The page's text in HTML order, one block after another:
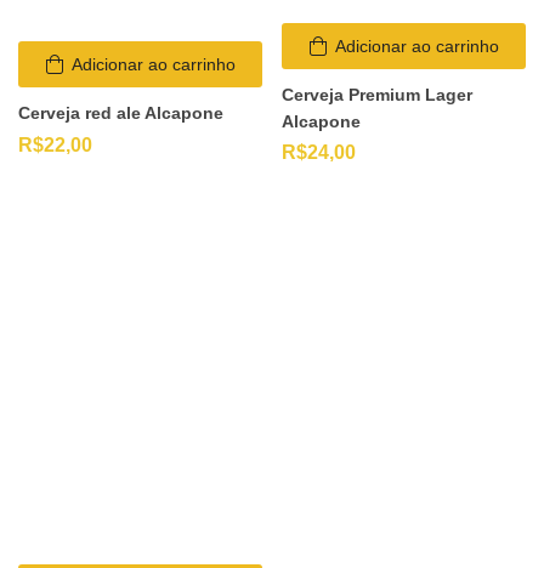
Adicionar ao carrinho
Cerveja red ale Alcapone
R$22,00
Adicionar ao carrinho
Cerveja Premium Lager
Alcapone
R$24,00